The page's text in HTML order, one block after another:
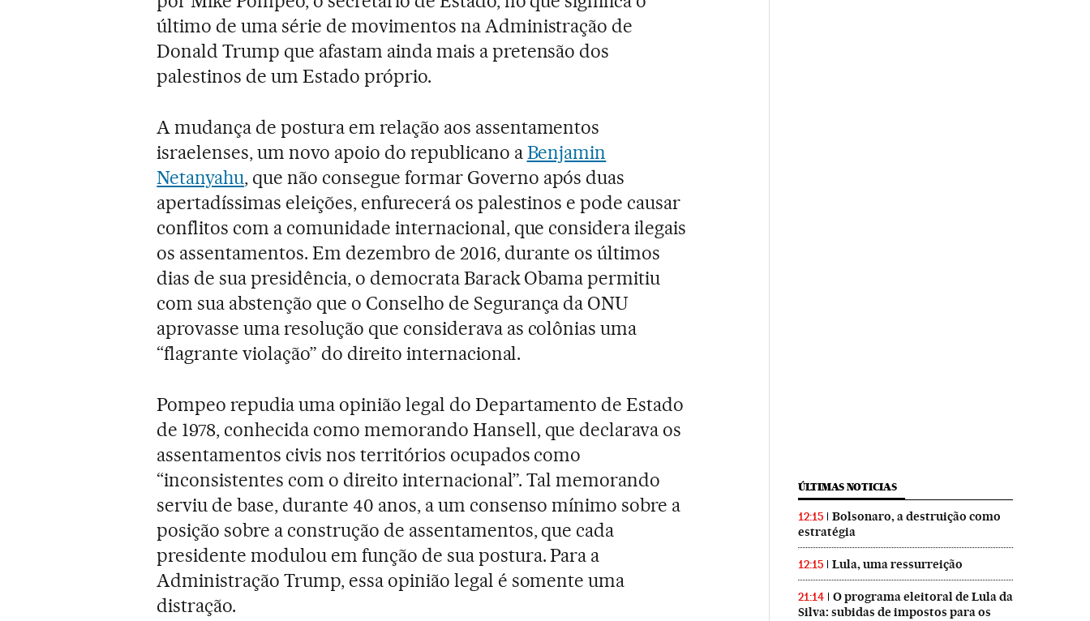
último de uma série de movimentos na Administração de
Donald Trump que afastam ainda mais a pretensão dos
palestinos de um Estado próprio.
A mudança de postura em relação aos assentamentos
israelenses, um novo apoio do republicano aBenjamin
Netanyahu, que não consegue formar Governo após duas
apertadíssimas eleições, enfurecerá os palestinos e pode causar
conflitos com a comunidade internacional, que considera ilegais
os assentamentos. Em dezembro de 2016, durante os últimos
dias de sua presidência, o democrata Barack Obama permitiu
com sua abstenção que o Conselho de Segurança da ONU
aprovasse uma resolução que considerava as colônias uma
“flagrante violação” do direito internacional.
Pompeo repudia uma opinião legal do Departamento de Estado
de 1978, conhecida como memorando Hansell, que declarava os
assentamentos civis nos territórios ocupados como
“inconsistentes com o direito internacional”. Tal memorando
serviu de base, durante 40 anos, a um consenso mínimo sobre a
posição sobre a construção de assentamentos, que cada
presidente modulou em função de sua postura. Para a
Administração Trump, essa opinião legal é somente uma
distração.
ÚLTIMAS NOTICIAS
12:15
Bolsonaro, a destruição como
estratégia
12:15 Lula, uma ressurreição
21:14
O programa eleitoral de Lula da
Silva: subidas de impostos para os